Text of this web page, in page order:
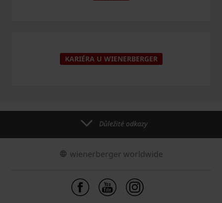
KARIÉRA U WIENERBERGER
Důležité odkazy
wienerberger worldwide